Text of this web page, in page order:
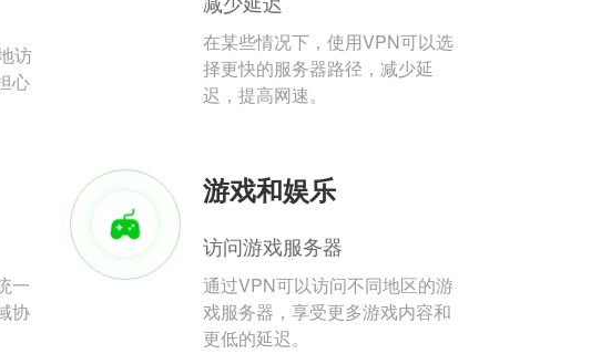
访
心
在某些情况下，使用VPN可以选
择更快的服务器路径，减少延
迟，提高网速。
一
协
游戏和娱乐
访问游戏服务器
通过VPN可以访问不同地区的游
戏服务器，享受更多游戏内容和
更低的延迟。